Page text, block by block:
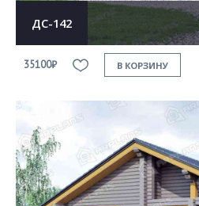
ДС-142
35100₽ В КОРЗИНУ